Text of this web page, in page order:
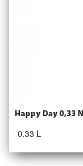
Happy Day 0,33
0.33 L